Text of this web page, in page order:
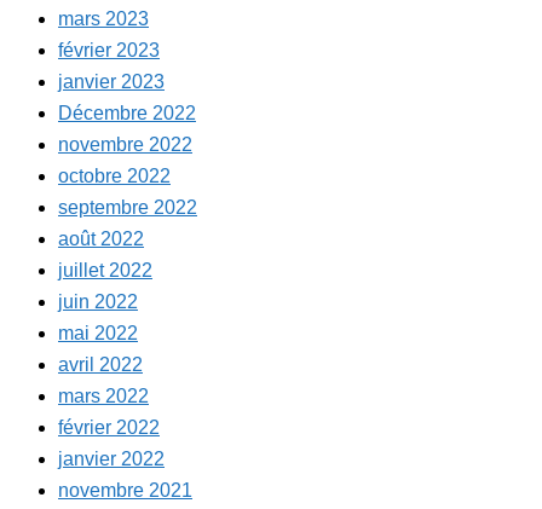
mars 2023
février 2023
janvier 2023
Décembre 2022
novembre 2022
octobre 2022
septembre 2022
août 2022
juillet 2022
juin 2022
mai 2022
avril 2022
mars 2022
février 2022
janvier 2022
novembre 2021